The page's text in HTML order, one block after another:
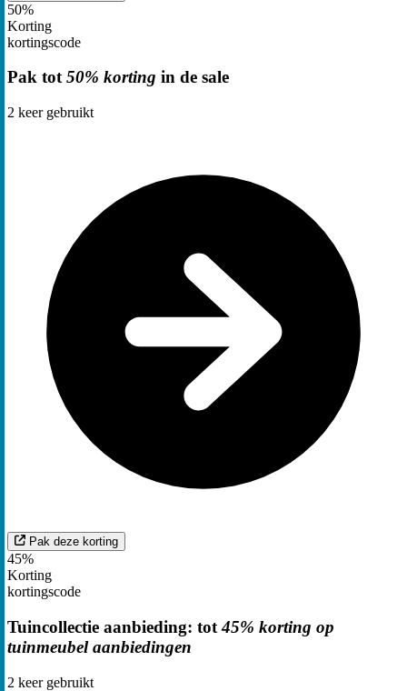
50%
Korting
kortingscode
Pak tot50% korting in de sale
2 keer gebruikt
Pak deze korting
45%
Korting
kortingscode
Tuincollectie aanbieding: tot45% korting op
tuinmeubel aanbiedingen
2 keer gebruikt